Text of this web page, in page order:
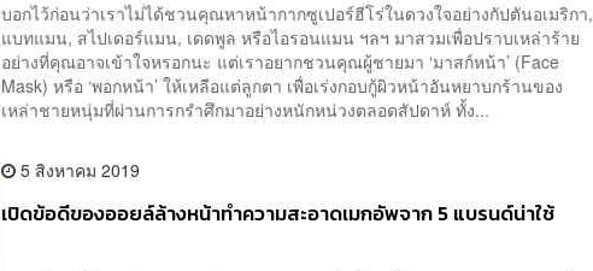
บอกไว้ก่อนว่าเราไม่ได้ชวนคุณหาหน้ากากซูเปอร์ฮีโร่ในดวงใจอย่างกัปตันอเมริกา,
แบทแมน, สไปเดอร์แมน, เดดพูล หรือไอรอนแมน ฯลฯ มาสวมเพื่อปราบเหล่าร้าย
อย่างที่คุณอาจเข้าใจหรอกนะ แต่เราอยากชวนคุณผู้ชายมา ‘มาสก์หน้า’ (Face
Mask) หรือ ‘พอกหน้า’ ให้เหลือแต่ลูกตา เพื่อเร่งกอบกู้ผิวหน้าอันหยาบกร้านของ
เหล่าชายหนุ่มที่ผ่านการกรำศึกมาอย่างหนักหน่วงตลอดสัปดาห์ ทั้ง...
5 สิงหาคม 2019
เปิดข้อดีของออยล์ล้างหน้าทำความสะอาดเมกอัพจาก 5 แบรนด์น่าใช้